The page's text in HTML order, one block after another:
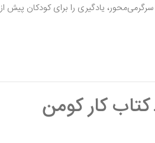
یادگیری را برای کودکان پیش از
کار کومن